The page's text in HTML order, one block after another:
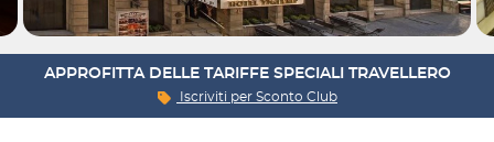
APPROFITTA DELLE TARIFFE SPECIALI TRAVELLERO
Iscriviti per Sconto Club